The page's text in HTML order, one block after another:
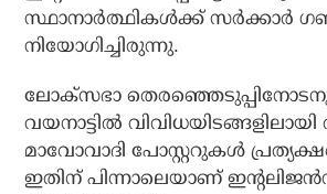
സ്ഥാനാര്‍ത്ഥികള്‍ക്ക് സര്‍ക്കാര്‍
നിയോഗിച്ചിരുന്നു.
ലോക്‌സഭാ
വയനാട്ടില്‍ വിവിധയിടങ്ങളിലായി
മാവോവാദി പോസ്റ്ററുകള്‍
ഇതിന് പിന്നാലെയാണ് ഇന്റലിജന്‍സ്